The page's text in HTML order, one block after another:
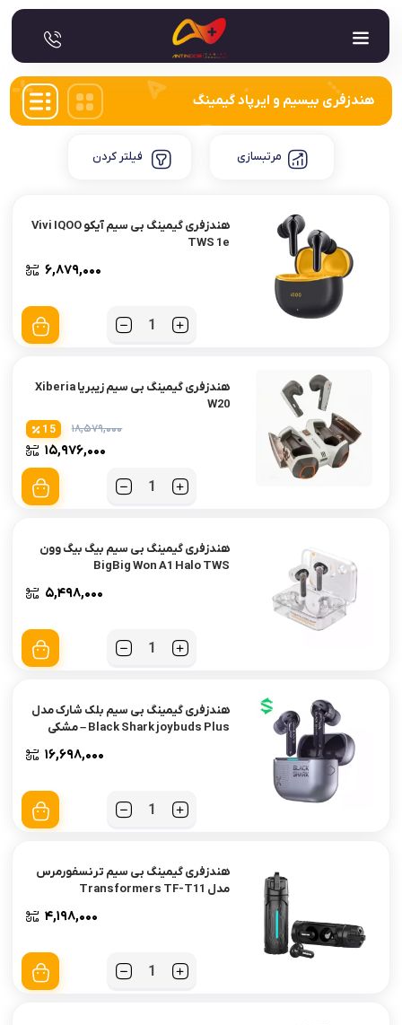
هندزفری بیسیم و ایرپاد گیمینگ
مرتبسازی فیلتر کردن
هندزفری گیمینگ بی سیم آیکو Vivi IQOO
TWS 1e
۶,۸۷۹,۰۰۰
هندزفری گیمینگ بی سیم زیبریا Xiberia
W20
۱۸,۵۷۹,۰۰۰
۱۵,۹۷۶,۰۰۰
15
هندزفری گیمینگ بی سیم بیگ بیگ وون
BigBig Won A1 Halo TWS
۵,۴۹۸,۰۰۰
هندزفری گیمینگ بی سیم بلک شارک مدل
Black Shark joybuds Plus – مشکی
۱۶,۶۹۸,۰۰۰
هندزفری گیمینگ بی سیم ترنسفورمرس
مدل Transformers TF-T11
۴,۱۹۸,۰۰۰